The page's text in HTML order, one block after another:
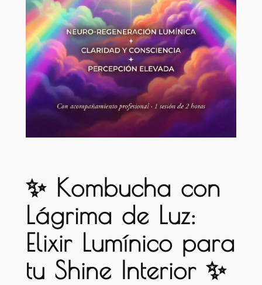
✨ Kombucha con
Lágrima de Luz:
Elixir Lumínico para
tu Shine Interior ✨